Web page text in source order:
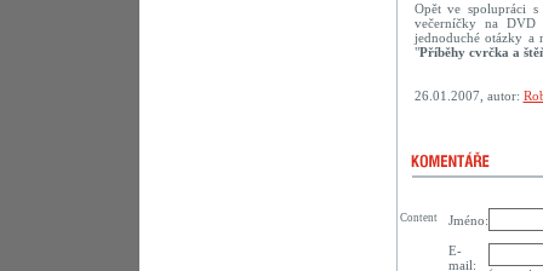
Opět ve spolupráci
večerníčky na
jednoduché otázky a
"Příběhy cvrčka a
26.01.2007, autor:
Jméno:
E-
mail:
Content